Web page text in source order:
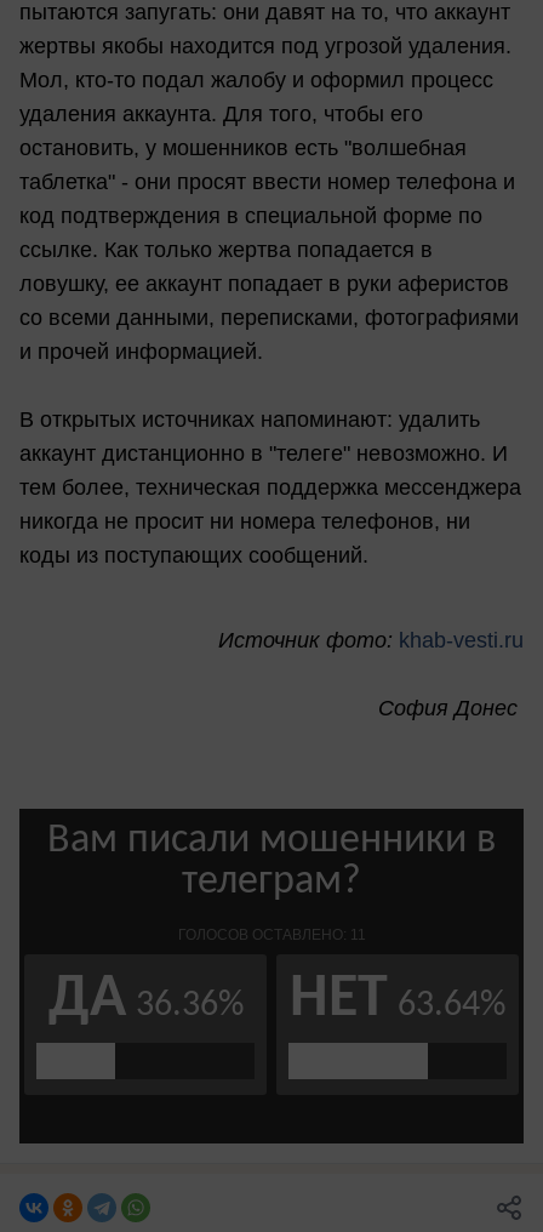
пытаются запугать: они давят на то, что аккаунт
жертвы якобы находится под угрозой удаления.
Мол, кто-то подал жалобу и оформил процесс
удаления аккаунта. Для того, чтобы его
остановить, у мошенников есть "волшебная
таблетка" - они просят ввести номер телефона и
код подтверждения в специальной форме по
ссылке. Как только жертва попадается в
ловушку, ее аккаунт попадает в руки аферистов
со всеми данными, переписками, фотографиями
и прочей информацией.
В открытых источниках напоминают: удалить
аккаунт дистанционно в "телеге" невозможно. И
тем более, техническая поддержка мессенджера
никогда не просит ни номера телефонов, ни
коды из поступающих сообщений.
Источник фото: khab-vesti.ru
София Донес